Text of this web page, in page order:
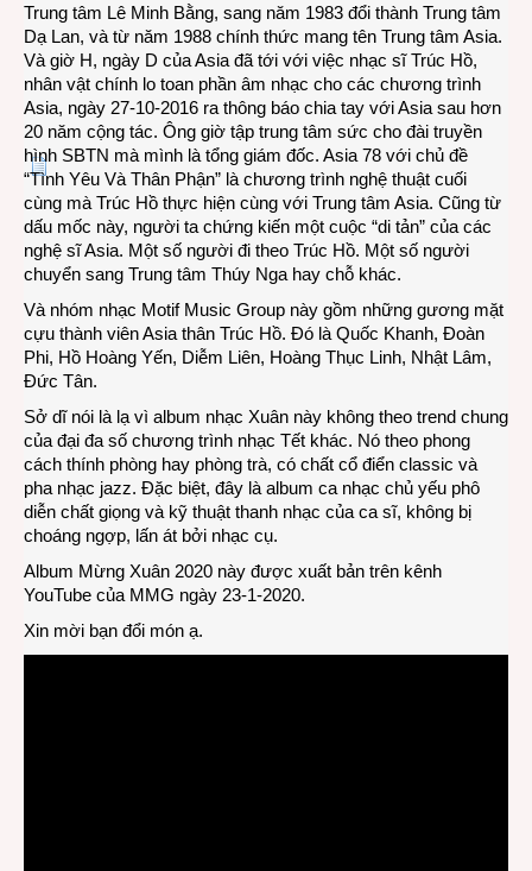
Trung tâm Lê Minh Bằng, sang năm 1983 đổi thành Trung tâm
Dạ Lan, và từ năm 1988 chính thức mang tên Trung tâm Asia.
Và giờ H, ngày D của Asia đã tới với việc nhạc sĩ Trúc Hồ,
nhân vật chính lo toan phần âm nhạc cho các chương trình
Asia, ngày 27-10-2016 ra thông báo chia tay với Asia sau hơn
20 năm cộng tác. Ông giờ tập trung tâm sức cho đài truyền
hình SBTN mà mình là tổng giám đốc. Asia 78 với chủ đề
“Tình Yêu Và Thân Phận” là chương trình nghệ thuật cuối
cùng mà Trúc Hồ thực hiện cùng với Trung tâm Asia. Cũng từ
dấu mốc này, người ta chứng kiến một cuộc “di tản” của các
nghệ sĩ Asia. Một số người đi theo Trúc Hồ. Một số người
chuyển sang Trung tâm Thúy Nga hay chỗ khác.
Và nhóm nhạc Motif Music Group này gồm những gương mặt
cựu thành viên Asia thân Trúc Hồ. Đó là Quốc Khanh, Đoàn
Phi, Hồ Hoàng Yến, Diễm Liên, Hoàng Thục Linh, Nhật Lâm,
Đức Tân.
Sở dĩ nói là lạ vì album nhạc Xuân này không theo trend chung
của đại đa số chương trình nhạc Tết khác. Nó theo phong
cách thính phòng hay phòng trà, có chất cổ điển classic và
pha nhạc jazz. Đặc biệt, đây là album ca nhạc chủ yếu phô
diễn chất giọng và kỹ thuật thanh nhạc của ca sĩ, không bị
choáng ngợp, lấn át bởi nhạc cụ.
Album Mừng Xuân 2020 này được xuất bản trên kênh
YouTube của MMG ngày 23-1-2020.
Xin mời bạn đổi món ạ.